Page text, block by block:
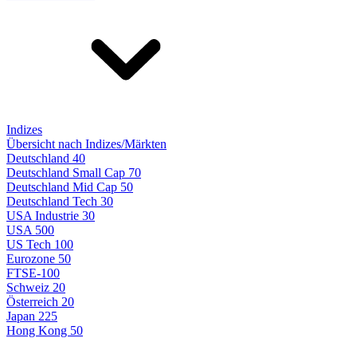
Indizes
Übersicht nach Indizes/Märkten
Deutschland 40
Deutschland Small Cap 70
Deutschland Mid Cap 50
Deutschland Tech 30
USA Industrie 30
USA 500
US Tech 100
Eurozone 50
FTSE-100
Schweiz 20
Österreich 20
Japan 225
Hong Kong 50